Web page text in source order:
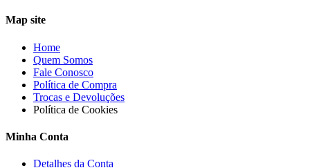
Map site
Home
Quem Somos
Fale Conosco
Política de Compra
Trocas e Devoluções
Política de Cookies
Minha Conta
Detalhes da Conta